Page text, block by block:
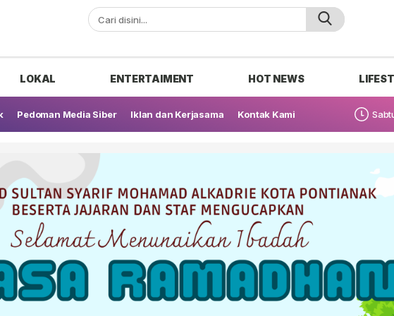
LOKAL ENTERTAIMENT HOT NEWS
Pedoman Media Siber Iklan dan Kerjasama Kontak Kami